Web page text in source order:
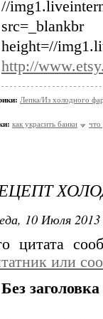
//
height=//
http://
Лепка/Из холодного
как украсить банки что
10 Июля
цитата
или
Без заголовка